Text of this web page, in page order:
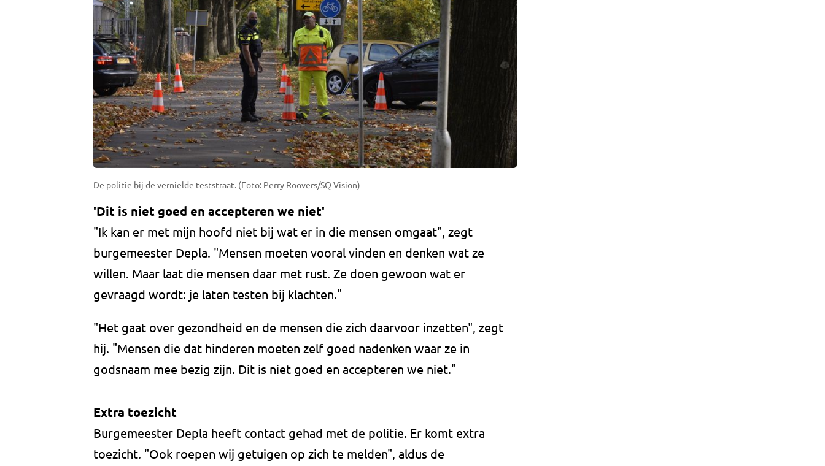
De politie bij de vernielde teststraat. (Foto: Perry Roovers/SQ Vision)
'Dit is niet goed en accepteren we niet'
"Ik kan er met mijn hoofd niet bij wat er in die mensen omgaat", zegt
burgemeester Depla. "Mensen moeten vooral vinden en denken wat ze
willen. Maar laat die mensen daar met rust. Ze doen gewoon wat er
gevraagd wordt: je laten testen bij klachten."
"Het gaat over gezondheid en de mensen die zich daarvoor inzetten", zegt
hij. "Mensen die dat hinderen moeten zelf goed nadenken waar ze in
godsnaam mee bezig zijn. Dit is niet goed en accepteren we niet."
Extra toezicht
Burgemeester Depla heeft contact gehad met de politie. Er komt extra
toezicht. "Ook roepen wij getuigen op zich te melden", aldus de